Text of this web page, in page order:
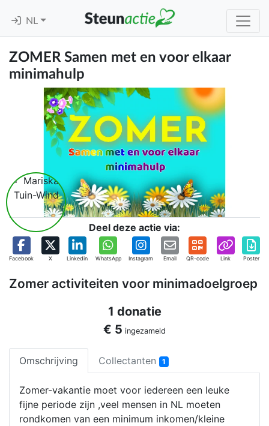
NL
ZOMER Samen met en voor elkaar
minimahulp
Deel deze actie via:
Facebook X Linkedin WhatsApp Instagram Email QR-code Link Poster
Zomer activiteiten voor minimadoelgroep
1 donatie
€ 5 ingezameld
Omschrijving Collectanten 1
Zomer-vakantie moet voor iedereen een leuke
fijne periode zijn ,veel mensen in NL moeten
rondkomen van een minimum inkomen/kleine